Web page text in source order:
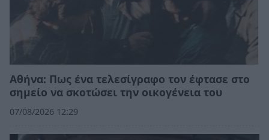
Αθήνα: Πως ένα τελεσίγραφο τον έφτασε στο
σημείο να σκοτώσει την οικογένεια του
07/08/2026 12:29